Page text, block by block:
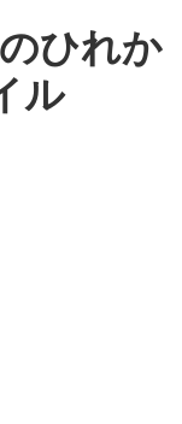
ひれか
ル